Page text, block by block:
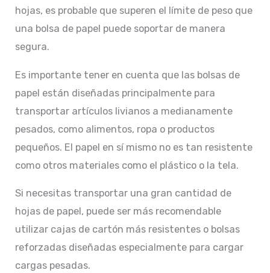
hojas, es probable que superen el límite de peso que
una bolsa de papel puede soportar de manera
segura.
Es importante tener en cuenta que las bolsas de
papel están diseñadas principalmente para
transportar artículos livianos a medianamente
pesados, como alimentos, ropa o productos
pequeños. El papel en sí mismo no es tan resistente
como otros materiales como el plástico o la tela.
Si necesitas transportar una gran cantidad de
hojas de papel, puede ser más recomendable
utilizar cajas de cartón más resistentes o bolsas
reforzadas diseñadas especialmente para cargar
cargas pesadas.